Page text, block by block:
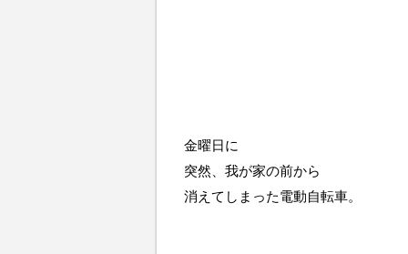
金曜日に
突然、我が家の前から
消えてしまった電動自転車。